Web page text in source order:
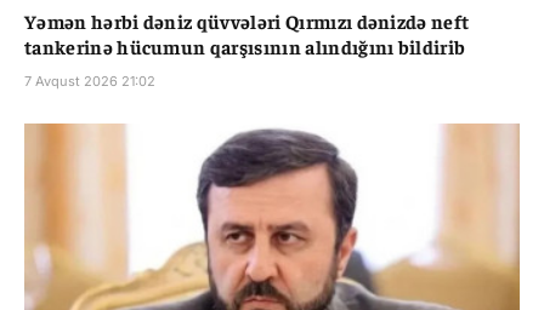
Yəmən hərbi dəniz qüvvələri Qırmızı dənizdə neft
tankerinə hücumun qarşısının alındığını bildirib
7 Avqust 2026 21:02